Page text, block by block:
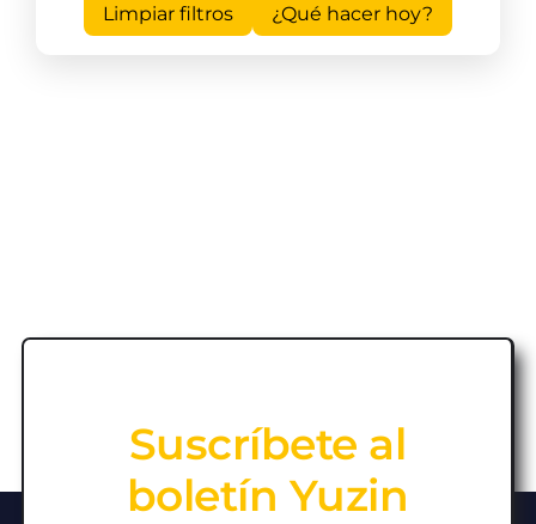
Limpiar filtros ¿Qué hacer hoy?
Suscríbete al
boletín Yuzin